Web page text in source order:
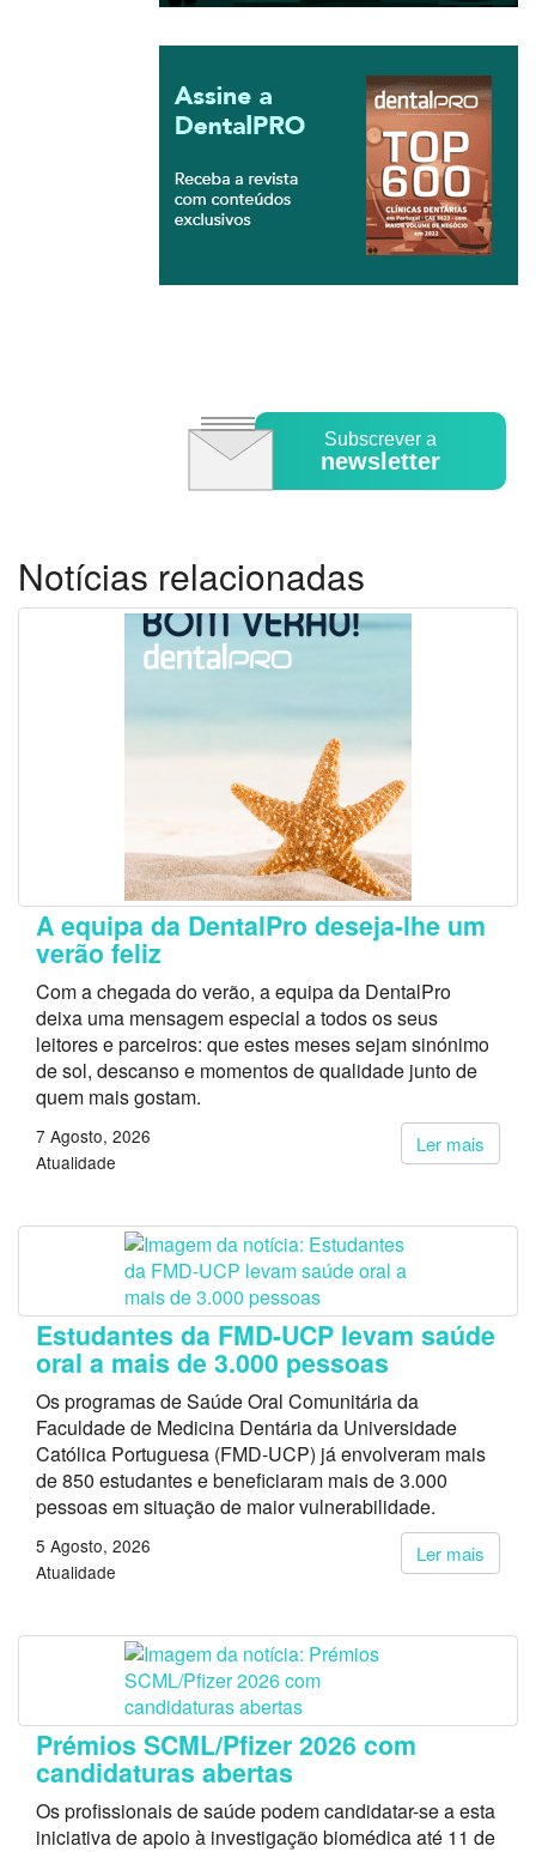
Subscrever a
newsletter
Notícias relacionadas
A equipa da DentalPro deseja-lhe um
verão feliz
Com a chegada do verão, a equipa da DentalPro
deixa uma mensagem especial a todos os seus
leitores e parceiros: que estes meses sejam sinónimo
de sol, descanso e momentos de qualidade junto de
quem mais gostam.
Ler mais
7 Agosto, 2026
Atualidade
Estudantes da FMD-UCP levam saúde
oral a mais de 3.000 pessoas
Os programas de Saúde Oral Comunitária da
Faculdade de Medicina Dentária da Universidade
Católica Portuguesa (FMD-UCP) já envolveram mais
de 850 estudantes e beneficiaram mais de 3.000
pessoas em situação de maior vulnerabilidade.
Ler mais
5 Agosto, 2026
Atualidade
Prémios SCML/Pfizer 2026 com
candidaturas abertas
Os profissionais de saúde podem candidatar-se a esta
iniciativa de apoio à investigação biomédica até 11 de